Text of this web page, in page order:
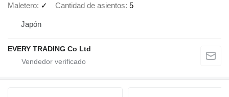
Maletero ✓ Cantidad de asientos 5
Japón
EVERY TRADING Co Ltd